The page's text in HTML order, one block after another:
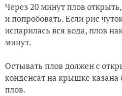
Через 20 минут плов
и попробовать. Если рис
испарилась вся вода, плов
минут.
Остывать плов должен с
конденсат на крышке казана
плов.